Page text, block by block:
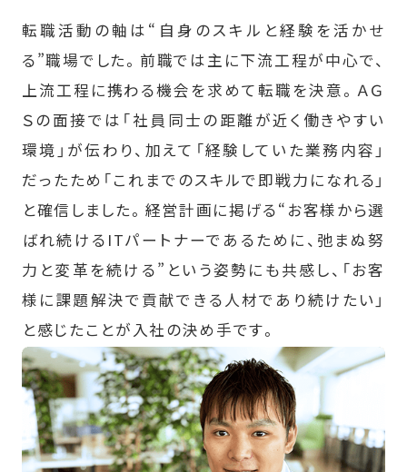
転職活動の軸は“自身のスキルと経験を活かせ
る”職場でした。前職では主に下流工程が中心で、
上流工程に携わる機会を求めて転職を決意。ＡＧ
Ｓの面接では「社員同士の距離が近く働きやすい
環境」が伝わり、加えて「経験していた業務内容」
だったため「これまでのスキルで即戦力になれる」
と確信しました。経営計画に掲げる“お客様から選
ばれ続けるITパートナーであるために、弛まぬ努
力と変革を続ける”という姿勢にも共感し、「お客
様に課題解決で貢献できる人材であり続けたい」
と感じたことが入社の決め手です。